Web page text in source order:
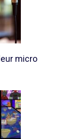
micro